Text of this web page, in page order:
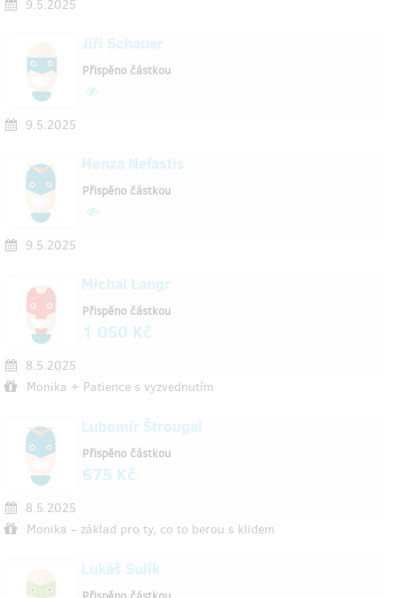
9.5.2025
Jiří Schauer
9.5.2025
Přispěno částkou
Honza Nefastis
9.5.2025
Přispěno částkou
Michal Langr
8.5.2025
Monika + Patience s vyzvednutím
Přispěno částkou
1 050 Kč
Lubomír Štrougal
8.5.2025
Monika – základ pro ty, co to berou s klidem
Přispěno částkou
675 Kč
Lukáš Sulík